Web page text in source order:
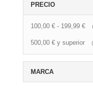
PRECIO
100,00 € - 199,99 €
500,00 € y superior
MARCA